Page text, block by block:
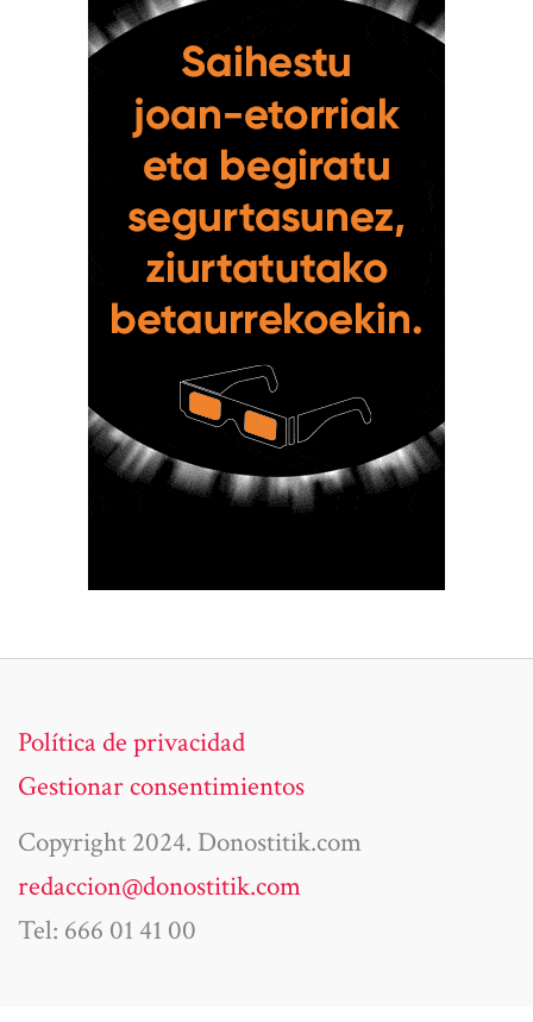
Política de privacidad
Gestionar consentimientos
Copyright 2024. Donostitik.com
redaccion@donostitik.com
Tel: 666 01 41 00